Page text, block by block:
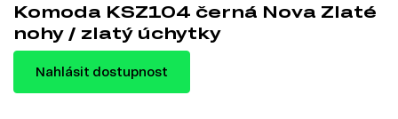
Komoda KSZ104 černá Nova Zlaté
nohy / zlatý úchytky
Nahlásit dostupnost